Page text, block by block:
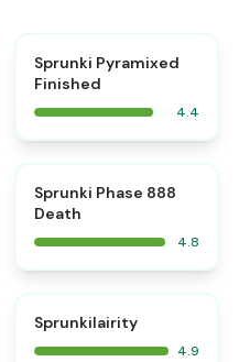
Sprunki Pyramixed
Finished
4.4
Sprunki Phase 888
Death
4.8
Sprunkilairity
4.9